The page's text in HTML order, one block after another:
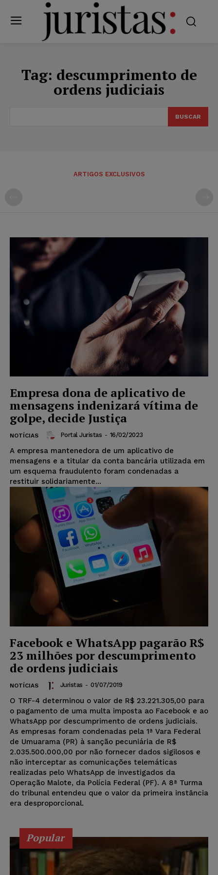
Tag: descumprimento de
ordens judiciais
BUSCAR
ARTIGOS EXCLUSIVOS
Empresa dona de aplicativo de
mensagens indenizará vítima de
golpe, decide Justiça
NOTÍCIAS Portal Juristas - 16/02/2023
A empresa mantenedora de um aplicativo de
mensagens e a titular da conta bancária utilizada em
um esquema fraudulento foram condenadas a
restituir solidariamente...
Facebook e WhatsApp pagarão R$
23 milhões por descumprimento
de ordens judiciais
NOTÍCIAS Juristas - 01/07/2019
O TRF-4 determinou o valor de R$ 23.221.305,00 para
o pagamento de uma multa imposta ao Facebook e ao
WhatsApp por descumprimento de ordens judiciais.
As empresas foram condenadas pela 1ª Vara Federal
de Umuarama (PR) à sanção pecuniária de R$
2.035.500.000,00 por não fornecer dados sigilosos e
não interceptar as comunicações telemáticas
realizadas pelo WhatsApp de investigados da
Operação Malote, da Polícia Federal (PF). A 8ª Turma
do tribunal entendeu que o valor da primeira instância
era desproporcional.
Popular